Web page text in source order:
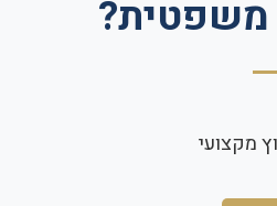
מקצועי